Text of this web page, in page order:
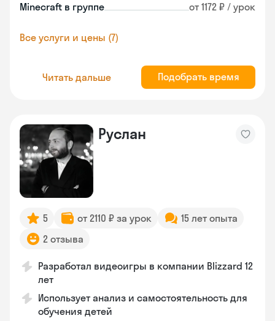
Minecraft в группе от 1172 ₽ / урок
Все услуги и цены (7)
Читать дальше Подобрать время
Руслан
5 от 2110 ₽ за урок
15 лет опыта
2 отзыва
Разработал видеоигры в компании Blizzard 12
лет
Использует анализ и самостоятельность для
обучения детей